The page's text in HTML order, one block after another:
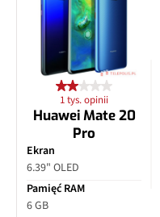
1 tys. opinii
Huawei Mate 20
Pro
Ekran
6.39" OLED
Pamięć RAM
6 GB